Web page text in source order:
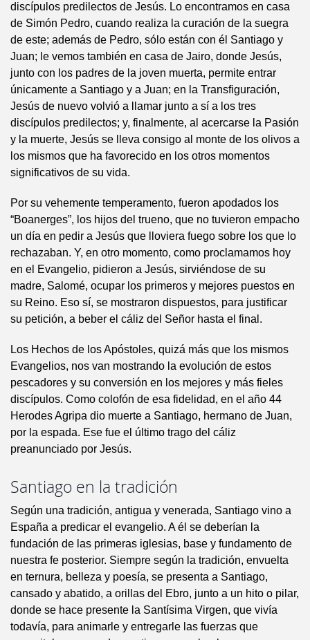
discípulos predilectos de Jesús. Lo encontramos en casa
de Simón Pedro, cuando realiza la curación de la suegra
de este; además de Pedro, sólo están con él Santiago y
Juan; le vemos también en casa de Jairo, donde Jesús,
junto con los padres de la joven muerta, permite entrar
únicamente a Santiago y a Juan; en la Transfiguración,
Jesús de nuevo volvió a llamar junto a sí a los tres
discípulos predilectos; y, finalmente, al acercarse la Pasión
y la muerte, Jesús se lleva consigo al monte de los olivos a
los mismos que ha favorecido en los otros momentos
significativos de su vida.
Por su vehemente temperamento, fueron apodados los
“Boanerges”, los hijos del trueno, que no tuvieron empacho
un día en pedir a Jesús que lloviera fuego sobre los que lo
rechazaban. Y, en otro momento, como proclamamos hoy
en el Evangelio, pidieron a Jesús, sirviéndose de su
madre, Salomé, ocupar los primeros y mejores puestos en
su Reino. Eso sí, se mostraron dispuestos, para justificar
su petición, a beber el cáliz del Señor hasta el final.
Los Hechos de los Apóstoles, quizá más que los mismos
Evangelios, nos van mostrando la evolución de estos
pescadores y su conversión en los mejores y más fieles
discípulos. Como colofón de esa fidelidad, en el año 44
Herodes Agripa dio muerte a Santiago, hermano de Juan,
por la espada. Ese fue el último trago del cáliz
preanunciado por Jesús.
Santiago en la tradición
Según una tradición, antigua y venerada, Santiago vino a
España a predicar el evangelio. A él se deberían la
fundación de las primeras iglesias, base y fundamento de
nuestra fe posterior. Siempre según la tradición, envuelta
en ternura, belleza y poesía, se presenta a Santiago,
cansado y abatido, a orillas del Ebro, junto a un hito o pilar,
donde se hace presente la Santísima Virgen, que vivía
todavía, para animarle y entregarle las fuerzas que